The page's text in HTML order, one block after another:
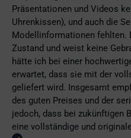
Präsentationen und Videos
Uhrenkissen), und auch die
Modellinformationen fehlten.
Zustand und weist keine
hätte ich bei einer
erwartet, dass sie mit der
geliefert wird. Insgesamt
des guten Preises und der
jedoch, dass bei zukünftigen
eine vollständige und